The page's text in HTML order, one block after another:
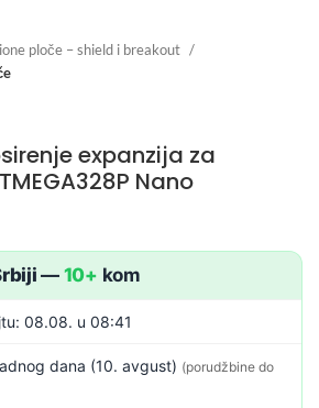
ploče – shield i breakout
expanzija za
Nano
— 10+ kom
08.08. u 08:41
dana (10. avgust) (porudžbine do